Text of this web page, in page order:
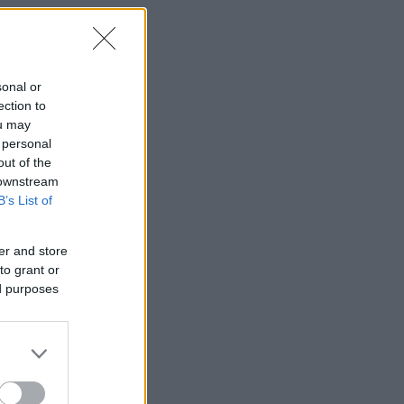
or
to
may
of the
List of
and store
grant or
purposes